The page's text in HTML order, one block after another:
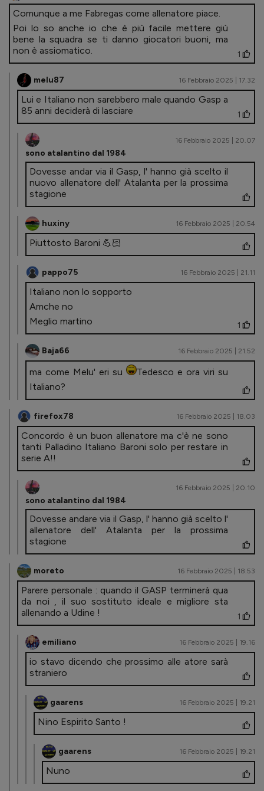
Comunque a me Fabregas come allenatore piace.
Poi lo so anche io che è più facile mettere giù
bene la squadra se ti danno giocatori buoni, ma
non è assiomatico.
1
melu87 16 Febbraio 2025 | 17.32
Lui e Italiano non sarebbero male quando Gasp a
85 anni deciderà di lasciare
1
sono atalantino dal 1984
16 Febbraio 2025 | 20.07
Dovesse andar via il Gasp, l' hanno già scelto il
nuovo allenatore dell' Atalanta per la prossima
stagione
huxiny 16 Febbraio 2025 | 20.54
Piuttosto Baroni 💪🏻
pappo75 16 Febbraio 2025 | 21.11
Italiano non lo sopporto
Amche no
Meglio martino
1
Baja66 16 Febbraio 2025 | 21.52
ma come Melu' eri su
Tedesco e ora viri su
Italiano?
firefox78 16 Febbraio 2025 | 18.03
Concordo è un buon allenatore ma c'è ne sono
tanti Palladino Italiano Baroni solo per restare in
serie A!!
sono atalantino dal 1984
16 Febbraio 2025 | 20.10
Dovesse andare via il Gasp, l' hanno già scelto l'
allenatore dell' Atalanta per la prossima
stagione
moreto 16 Febbraio 2025 | 18.53
Parere personale : quando il GASP terminerà qua
da noi , il suo sostituto ideale e migliore sta
allenando a Udine !
1
emiliano 16 Febbraio 2025 | 19.16
io stavo dicendo che prossimo alle atore sarà
straniero
gaarens 16 Febbraio 2025 | 19.21
Nino Espirito Santo !
gaarens 16 Febbraio 2025 | 19.21
Nuno